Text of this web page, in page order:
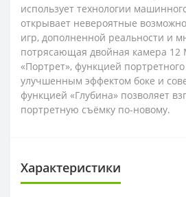
использует технологии
открывает невероятные
игр, дополненной реальности и
потрясающая двойная камера
«Портрет», функцией
улучшенным эффектом боке и
функцией «Глубина» позволяет
портретную съёмку по-новому.
Характеристики